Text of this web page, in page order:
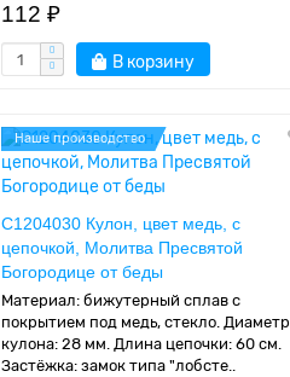
112 ₽
В корзину
Наше производство
C1204030 Кулон, цвет медь, с
цепочкой, Молитва Пресвятой
Богородице от беды
Материал: бижутерный сплав с
покрытием под медь, стекло. Диаметр
кулона: 28 мм. Длина цепочки: 60 см.
Застёжка: замок типа "лобсте..